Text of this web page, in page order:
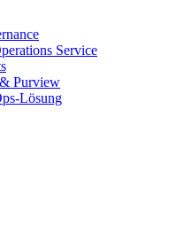
Service
Purview
Lösung